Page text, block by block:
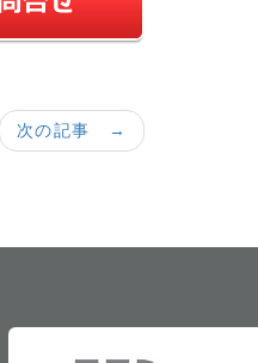
次の記事 →